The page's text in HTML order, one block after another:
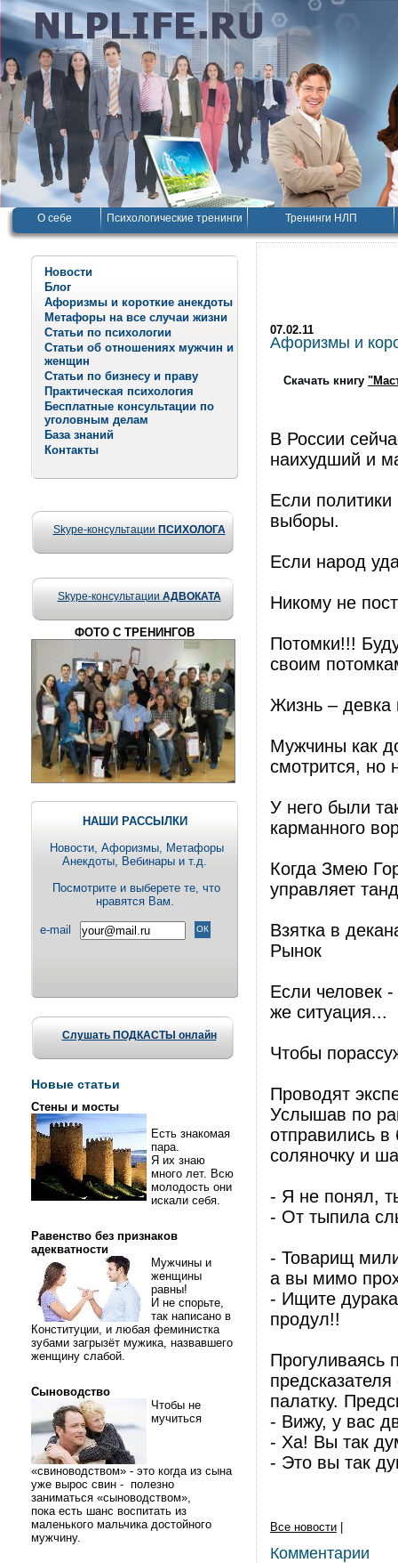
О себе Психологические тренинги Тренинги НЛП
Новости
Блог
Афоризмы и короткие анекдоты
Метафоры на все случаи жизни
Статьи по психологии
Статьи об отношениях мужчин и
женщин
Статьи по бизнесу и праву
Практическая психология
Бесплатные консультации по
уголовным делам
База знаний
Контакты
Skype-консультации ПСИХОЛОГА
Skype-консультации АДВОКАТА
ФОТО С ТРЕНИНГОВ
НАШИ РАССЫЛКИ
Новости, Aфоризмы, Метафоры
Анекдоты, Вебинары и т.д.
Посмотрите и выберете те, что
нравятся Вам.
e-mail
Слушать ПОДКАСТЫ онлайн
Новые статьи
Стены и мосты
Есть знакомая
пара.
Я их знаю
много лет. Всю
молодость они
искали себя.
Равенство без признаков
адекватности
Мужчины и
женщины
равны!
И не спорьте,
так написано в
Конституции, и любая феминистка
зубами загрызёт мужика, назвавшего
женщину слабой.
Сыноводство
Чтобы не
мучиться
«свиноводством» - это когда из сына
уже вырос свин - полезно
заниматься «сыноводством»,
пока есть шанс воспитать из
маленького мальчика достойного
мужчину.
07.02.11
Афоризмы и
Скачать книгу
В России
наихудший и
Если
выборы.
Если народ
Никому не
Потомки!!!
своим
Жизнь – девка
Мужчины как
смотрится, но
У него были
карманного
Когда Змею
управляет
Взятка в
Рынок
Если человек
же ситуация...
Чтобы
Проводят
Услышав по
отправились в
соляночку и
- Я не понял,
- От тыпила
- Товарищ
а вы мимо
- Ищите
продул!!
Прогуливаясь
палатку.
- Вижу, у вас
- Ха! Вы так
- Это вы так
Все новости
Комментарии